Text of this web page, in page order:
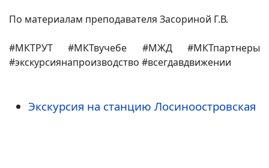
По материалам преподавателя Засориной Г.В.
#МКТРУТ #МКТвучебе #МЖД #МКТпартнеры
#экскурсиянапроизводство #всегдавдвижении
Экскурсия на станцию Лосиноостровская